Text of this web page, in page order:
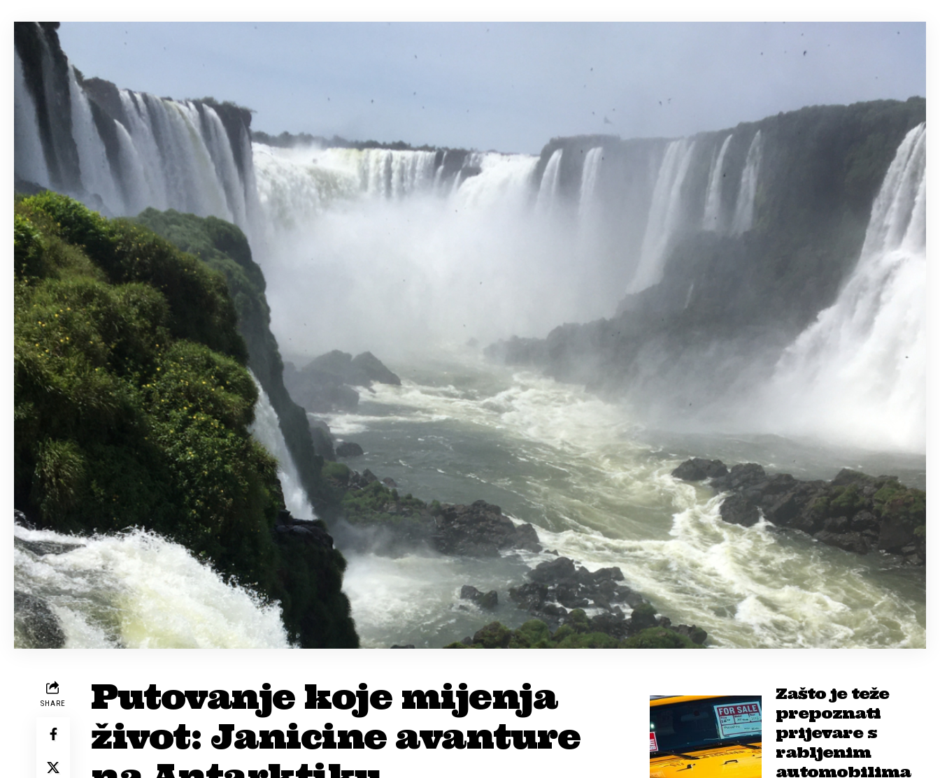
SHARE
Putovanje koje mijenja
život: Janicine avanture
Zašto je teže
prepoznati
prijevare s
rabljenim
automobilima